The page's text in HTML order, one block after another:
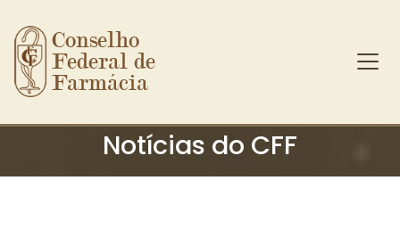
Ir para o conteúdo principal
Conselho
Federal de
Farmácia
Notícias do CFF